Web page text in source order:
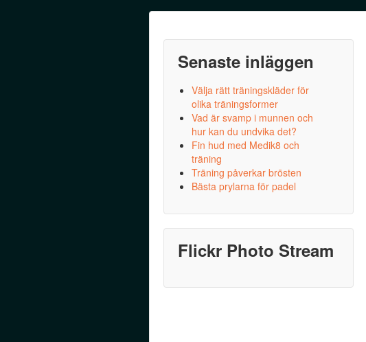
Senaste inläggen
Välja rätt träningskläder för
olika träningsformer
Vad är svamp i munnen och
hur kan du undvika det?
Fin hud med Medik8 och
träning
Träning påverkar brösten
Bästa prylarna för padel
Flickr Photo Stream